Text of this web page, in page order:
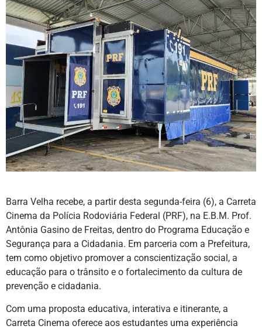
Barra Velha recebe, a partir desta segunda-feira (6), a Carreta
Cinema da Polícia Rodoviária Federal (PRF), na E.B.M. Prof.
Antônia Gasino de Freitas, dentro do Programa Educação e
Segurança para a Cidadania. Em parceria com a Prefeitura,
tem como objetivo promover a conscientização social, a
educação para o trânsito e o fortalecimento da cultura de
prevenção e cidadania.
Com uma proposta educativa, interativa e itinerante, a
Carreta Cinema oferece aos estudantes uma experiência